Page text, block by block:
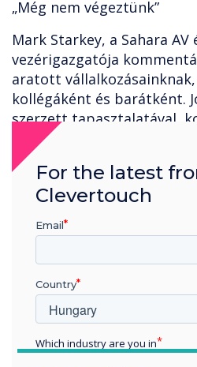
„Még nem végeztünk”
Mark Starkey, a Sahara AV
vezérigazgatója
aratott
kollégáként és barátként.
szerzett tapasztalatával,
AV-vel, a Matrix Display-vel
dolgozott, nagy bizalmat
ügyfeleinkkel, és tudom,
fog megvalósítani az
vagyok benne, hogy az
irányítása alatt egyre
Clevertouch üzletében
Simonnak minden
Ginty új szerepe azonnali
For the latest
Clevertouch
Email
Country
Which industry are you in